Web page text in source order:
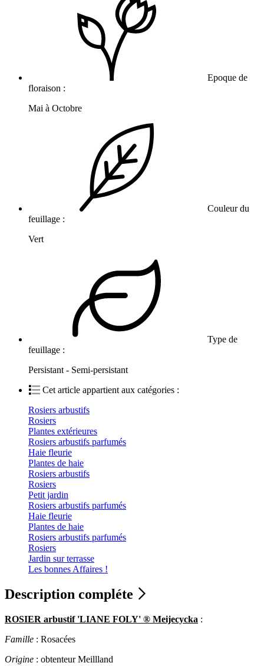
Epoque de
floraison :
Mai à Octobre
Couleur du
feuillage :
Vert
Type de
feuillage :
Persistant - Semi-persistant
Cet article appartient aux catégories :
Rosiers arbustifs
Rosiers
Plantes extérieures
Rosiers arbustifs parfumés
Haie fleurie
Plantes de haie
Rosiers arbustifs
Rosiers
Petit jardin
Rosiers arbustifs parfumés
Haie fleurie
Plantes de haie
Rosiers arbustifs parfumés
Rosiers
Jardin sur terrasse
Les bonnes Affaires !
Description compléte
ROSIER arbustif 'LIANE FOLY' ® Meijecycka :
Famille : Rosacées
Origine : obtenteur Meillland